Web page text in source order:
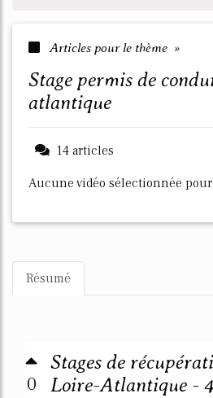
Articles pour le thème »
stage permis de conduire loire
atlantique
14 articles
Aucune vidéo sélectionnée
Résumé
0
Stages de
Loire-Atlantique -